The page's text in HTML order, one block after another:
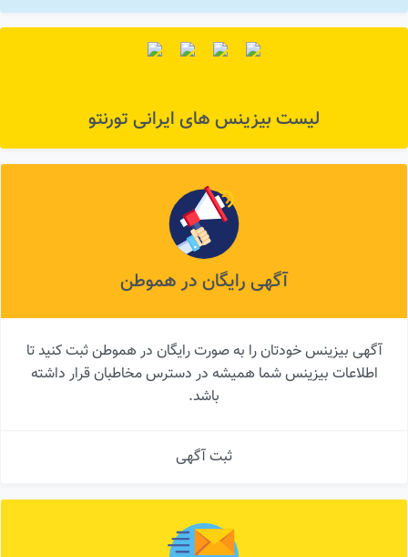
لیست بیزینس های ایرانی تورنتو
آگهی رایگان در هموطن
آگهی بیزینس خودتان را به صورت رایگان در هموطن ثبت کنید تا
اطلاعات بیزینس شما همیشه در دسترس مخاطبان قرار داشته
باشد.
ثبت آگهی